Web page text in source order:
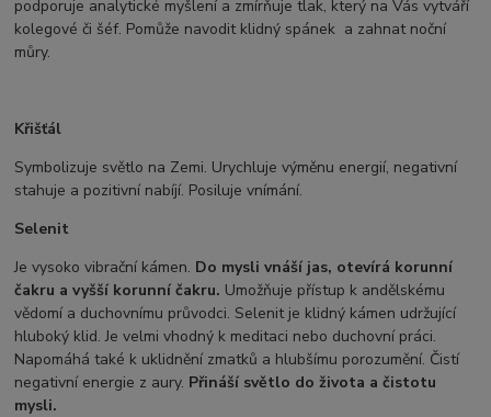
podporuje analytické myšlení a zmírňuje tlak, který na Vás vytváří
kolegové či šéf. Pomůže navodit klidný spánek a zahnat noční
můry.
Křišťál
Symbolizuje světlo na Zemi. Urychluje výměnu energií, negativní
stahuje a pozitivní nabíjí. Posiluje vnímání.
Selenit
Je vysoko vibrační kámen. Do mysli vnáší jas, otevírá korunní
čakru a vyšší korunní čakru. Umožňuje přístup k andělskému
vědomí a duchovnímu průvodci. Selenit je klidný kámen udržující
hluboký klid. Je velmi vhodný k meditaci nebo duchovní práci.
Napomáhá také k uklidnění zmatků a hlubšímu porozumění. Čistí
negativní energie z aury. Přináší světlo do života a čistotu
mysli.